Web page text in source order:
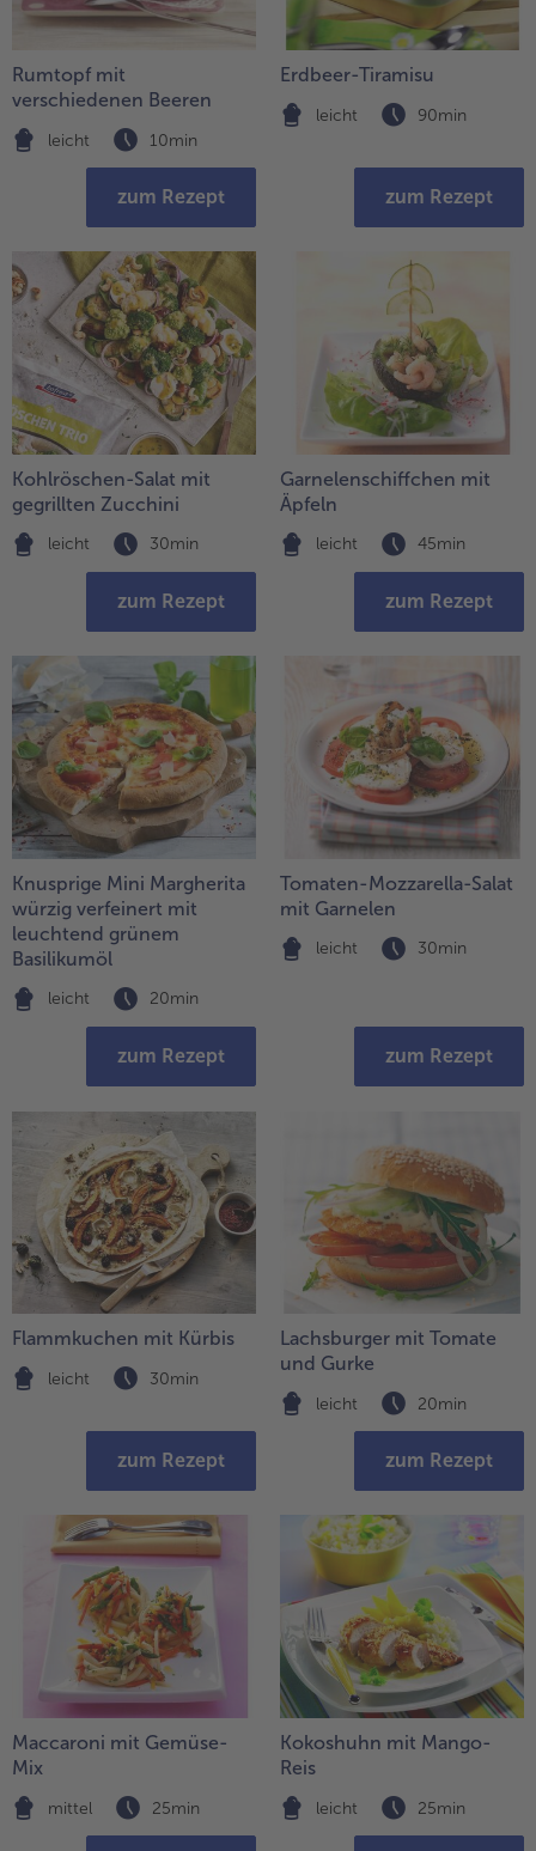
alle Hausmannskost & Suppen
Obst
alle Obst
alle Brot & Gebäck
alle Süße Vielfalt
Confiserie & Feinkost
alle Confiserie & Feinkost
Wein & Spirituosen
Küchenhelfer
alle Küchenhelfer
Rumtopf mit
verschiedenen Beeren
leicht 10min
zum Rezept
Erdbeer-Tiramisu
leicht 90min
zum Rezept
Kohlröschen-Salat mit
gegrillten Zucchini
leicht 30min
zum Rezept
Garnelenschiffchen mit
Äpfeln
leicht 45min
zum Rezept
Knusprige Mini Margherita
würzig verfeinert mit
leuchtend grünem
Basilikumöl
leicht 20min
zum Rezept
Tomaten-Mozzarella-Salat
mit Garnelen
leicht 30min
zum Rezept
Flammkuchen mit Kürbis
leicht 30min
zum Rezept
Lachsburger mit Tomate
und Gurke
leicht 20min
zum Rezept
Maccaroni mit Gemüse-
Mix
mittel 25min
Kokoshuhn mit Mango-
Reis
leicht 25min